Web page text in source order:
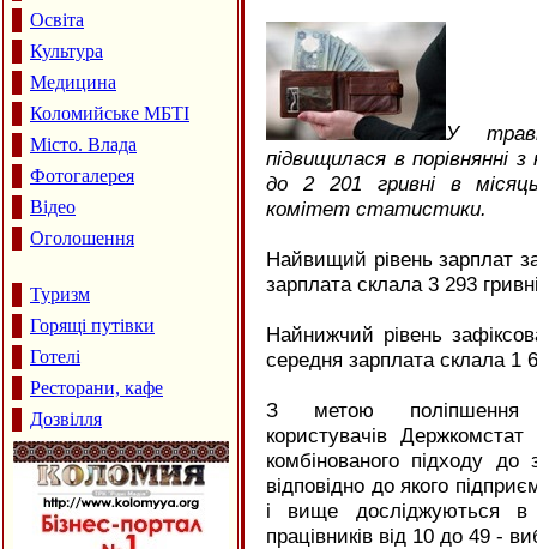
Освіта
Культура
Медицина
Коломийське МБТІ
Місто. Влада
Фотогалерея
Відео
Оголошення
Туризм
Горящі путівки
Готелі
Ресторани, кафе
Дозвілля
У
підвищилася в порівнянні
до 2 201 гривні в
комітет статистики.
Найвищий рівень зарплат
зарплата склала 3 293
Найнижчий рівень
середня зарплата склала 1
З метою поліпшення
користувачів
комбінованого підходу до
відповідно до якого
і вище досліджуються в
працівників від 10 до 49 -